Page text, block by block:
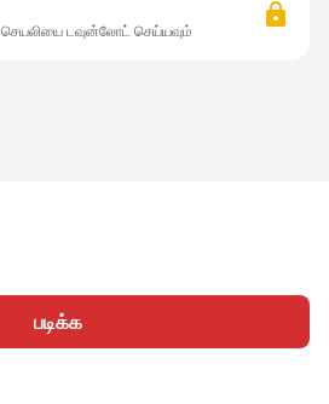
படிக்க
டவுன்லோட் செய்யவும்
எழுத கட்டுரைகள் உள்நுழைக